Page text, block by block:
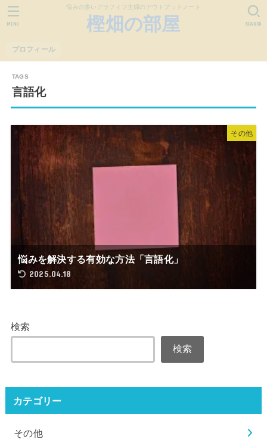
悩みの多いアラフィフ主婦のアウトプットノート
樫畑の部屋
プロフィール
SEARCH
MENU
言語化
その他
悩みを解決する有効な方法「言語化」
2025.04.18
検索
検索
カテゴリー
その他